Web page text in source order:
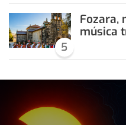
5
Fozara,
música